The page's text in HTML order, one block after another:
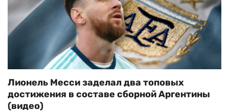
Лионель Месси заделал два топовых
достижения в составе сборной Аргентины
(видео)